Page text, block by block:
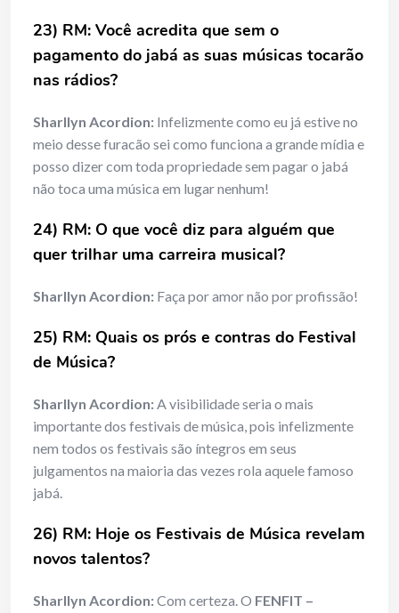
23) RM: Você acredita que sem o
pagamento do jabá as suas músicas tocarão
nas rádios?
Sharllyn Acordion: Infelizmente como eu já estive no
meio desse furacão sei como funciona a grande mídia e
posso dizer com toda propriedade sem pagar o jabá
não toca uma música em lugar nenhum!
24) RM: O que você diz para alguém que
quer trilhar uma carreira musical?
Sharllyn Acordion: Faça por amor não por profissão!
25) RM: Quais os prós e contras do Festival
de Música?
Sharllyn Acordion:A visibilidade seria o mais
importante dos festivais de música, pois infelizmente
nem todos os festivais são íntegros em seus
julgamentos na maioria das vezes rola aquele famoso
jabá.
26) RM: Hoje os Festivais de Música revelam
novos talentos?
Sharllyn Acordion:Com certeza. O FENFIT –